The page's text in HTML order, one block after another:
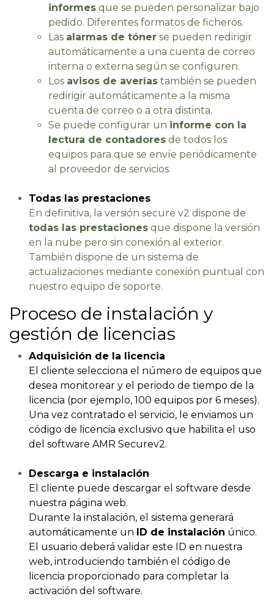
informes que se pueden personalizar bajo
pedido. Diferentes formatos de ficheros.
Las alarmas de tóner se pueden redirigir
automáticamente a una cuenta de correo
interna o externa según se configuren.
Los avisos de averías también se pueden
redirigir automáticamente a la misma
cuenta de correo o a otra distinta.
Se puede configurar un informe con la
lectura de contadores de todos los
equipos para que se envíe periódicamente
al proveedor de servicios.
Todas las prestaciones
En definitiva, la versión secure v2 dispone de
todas las prestaciones que dispone la versión
en la nube pero sin conexión al exterior.
También dispone de un sistema de
actualizaciones mediante conexión puntual con
nuestro equipo de soporte.
Proceso de instalación y
gestión de licencias
Adquisición de la licencia
El cliente selecciona el número de equipos que
desea monitorear y el periodo de tiempo de la
licencia (por ejemplo, 100 equipos por 6 meses).
Una vez contratado el servicio, le enviamos un
código de licencia exclusivo que habilita el uso
del software AMR Securev2.
Descarga e instalación
El cliente puede descargar el software desde
nuestra página web.
Durante la instalación, el sistema generará
automáticamente un ID de instalación único.
El usuario deberá validar este ID en nuestra
web, introduciendo también el código de
licencia proporcionado para completar la
activación del software.